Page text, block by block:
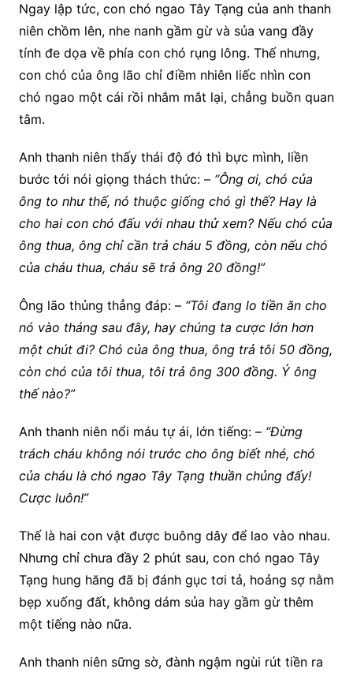
Ngay lập tức, con chó ngao Tây Tạng của anh thanh
niên chồm lên, nhe nanh gầm gừ và sủa vang đầy
tính đe dọa về phía con chó rụng lông. Thế nhưng,
con chó của ông lão chỉ điềm nhiên liếc nhìn con
chó ngao một cái rồi nhắm mắt lại, chẳng buồn quan
tâm.
Anh thanh niên thấy thái độ đó thì bực mình, liền
bước tới nói giọng thách thức: – “Ông ơi, chó của
ông to như thế, nó thuộc giống chó gì thế? Hay là
cho hai con chó đấu với nhau thử xem? Nếu chó của
ông thua, ông chỉ cần trả cháu 5 đồng, còn nếu chó
của cháu thua, cháu sẽ trả ông 20 đồng!”
Ông lão thủng thẳng đáp: – “Tôi đang lo tiền ăn cho
nó vào tháng sau đây, hay chúng ta cược lớn hơn
một chút đi? Chó của ông thua, ông trả tôi 50 đồng,
còn chó của tôi thua, tôi trả ông 300 đồng. Ý ông
thế nào?”
Anh thanh niên nổi máu tự ái, lớn tiếng: – “Đừng
trách cháu không nói trước cho ông biết nhé, chó
của cháu là chó ngao Tây Tạng thuần chủng đấy!
Cược luôn!”
Thế là hai con vật được buông dây để lao vào nhau.
Nhưng chỉ chưa đầy 2 phút sau, con chó ngao Tây
Tạng hung hăng đã bị đánh gục tơi tả, hoảng sợ nằm
bẹp xuống đất, không dám sủa hay gầm gừ thêm
một tiếng nào nữa.
Anh thanh niên sững sờ, đành ngậm ngùi rút tiền ra